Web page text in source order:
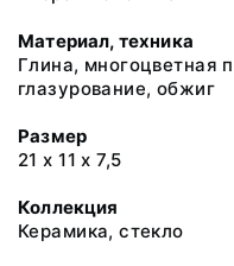
Материал, техника
Глина, многоцветная
глазурование, обжиг
Размер
21 х 11 х 7,5
Коллекция
Керамика, стекло